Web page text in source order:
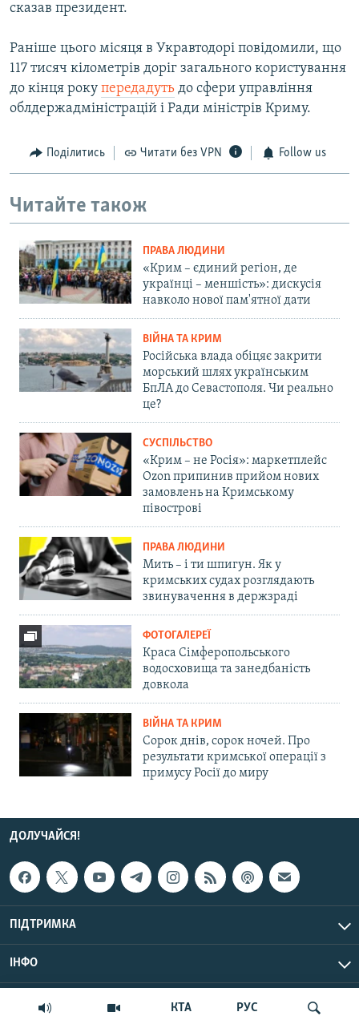
КТА РУС
сказав президент.
Раніше цього місяця в Укравтодорі повідомили, що
117 тисяч кілометрів доріг загального користування
до кінця року передадуть до сфери управління
облдержадміністрацій і Ради міністрів Криму.
Поділитись Читати без VPN Follow us
Читайте також
ПРАВА ЛЮДИНИ
«Крим – єдиний регіон, де
українці – меншість»: дискусія
навколо нової пам'ятної дати
ВІЙНА ТА КРИМ
Російська влада обіцяє закрити
морський шлях українським
БпЛА до Севастополя. Чи реально
це?
СУСПІЛЬСТВО
«Крим – не Росія»: маркетплейс
Ozon припинив прийом нових
замовлень на Кримському
півострові
ПРАВА ЛЮДИНИ
Мить – і ти шпигун. Як у
кримських судах розглядають
звинувачення в держзраді
ФОТОГАЛЕРЕЇ
Краса Сімферопольського
водосховища та занедбаність
довкола
ВІЙНА ТА КРИМ
Сорок днів, сорок ночей. Про
результати кримської операції з
примусу Росії до миру
ДОЛУЧАЙСЯ!
ПІДТРИМКА
ІНФО
© Крим.Реалії, 2026 | Усі права застережено.